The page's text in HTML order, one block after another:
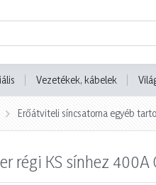
Vezetékek, kábelek
Erőátviteli síncsatorna egyéb
régi KS sínhez 400A